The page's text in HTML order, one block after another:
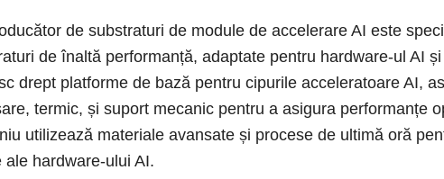
de substraturi de module de accelerare AI este
de înaltă performanță, adaptate pentru hardware-ul AI
drept platforme de bază pentru cipurile acceleratoare AI,
termic, și suport mecanic pentru a asigura performanțe
utilizează materiale avansate și procese de ultimă oră
ale hardware-ului AI.